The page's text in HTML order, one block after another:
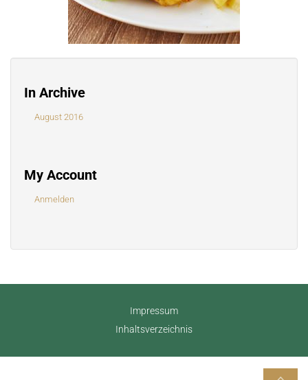
In Archive
August 2016
My Account
Anmelden
Impressum
Inhaltsverzeichnis